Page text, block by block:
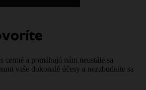
cenné a pomáhajú nám neustále sa
vaše dokonalé účesy a nezabudnite sa